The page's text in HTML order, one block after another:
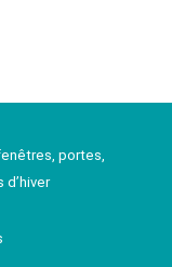
portes,